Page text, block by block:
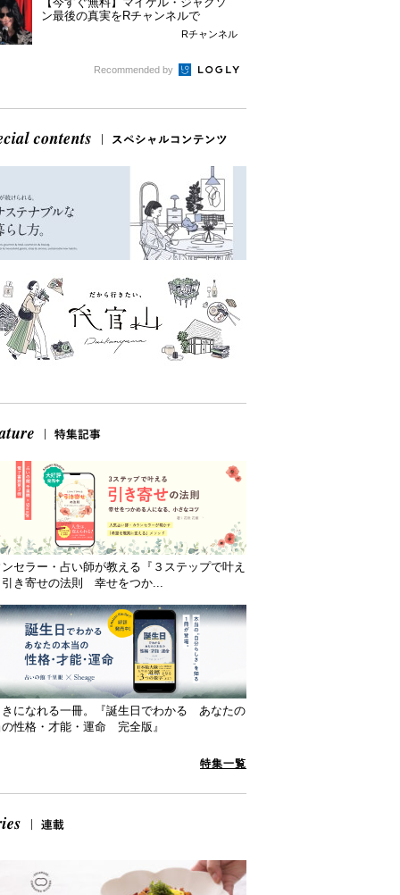
ン最後の真実をRチャンネルで
Rチャンネル
Recommended by
セラー・占い師が教える『３ステップで叶え
き寄せの法則 幸せをつか...
きになれる一冊。『誕生日でわかる あなたの
性格・才能・運命 完全版』
特集一覧